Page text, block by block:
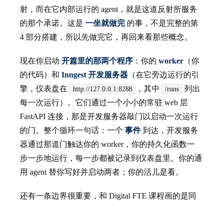
射，而在它内部运行的 agent，就是这道反射所服务
的那个承诺。这是 一坐就做完 的事，不是完整的第
4 部分搭建，所以先做完它，再回来看那些概念。
现在你启动 开篇里的那两个程序 ：你的 worker （你
的代码）和 Inngest 开发服务器 （在它旁边运行的引
擎，仪表盘在
http://127.0.0.1:8288 ，其中 /runs
列出
每一次运行）。它们通过一个小小的常驻 web 层
FastAPI 连接，那是开发服务器敲门以启动一次运行
的门。整个循环一句话：一个 事件到达，开发服务
器通过那道门触达你的 worker，你的持久化函数一
步一步地运行，每一步都被记录到仪表盘里。你的通
用 agent 替你写好并启动两者；你的活儿是看。
还有一条边界很重要，和 Digital FTE 课程画的是同